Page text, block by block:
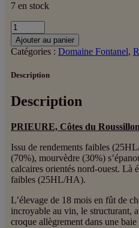
7 en stock
quantité
de
Prieuré
Ajouter au panier
Catégories : Domaine Fontanel,
Description
Description
PRIEURE, Côtes du
Issu de rendements faibles
(70%), mourvèdre (30%)
calcaires orientés nord-ouest. Là
faibles (25HL/HA).
L’élevage de 18 mois en fût de
incroyable au vin, le structurant,
croque allègrement dans une baie